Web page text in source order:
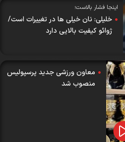
اینجا فشار بالاست؛
خلیلی: نان خیلی ها در تغییرات است/
ژوائو کیفیت بالایی دارد
معاون ورزشی جدید پرسپولیس
منصوب شد